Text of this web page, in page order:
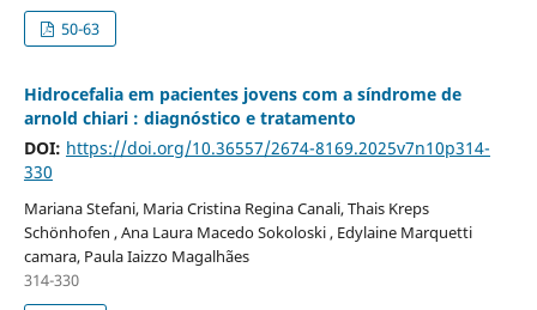
50-63
Hidrocefalia em pacientes jovens com a síndrome de
arnold chiari : diagnóstico e tratamento
DOI: https://doi.org/10.36557/2674-8169.2025v7n10p314-
330
Mariana Stefani, Maria Cristina Regina Canali, Thais Kreps
Schönhofen , Ana Laura Macedo Sokoloski , Edylaine Marquetti
camara, Paula Iaizzo Magalhães
314-330